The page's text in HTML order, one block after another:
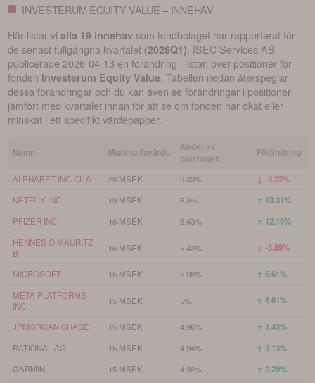
INVESTERUM EQUITY VALUE – INNEHAV
Här listar vialla 19 innehav som fondbolaget har rapporterat för
de senast fullgångna kvartalet (2026Q1) ISEC Services AB
publicerade 2026-04-13 en förändring i listan över positioner för
fonden Investerum Equity Value . Tabellen nedan återspeglar
dessa förändringar och du kan även se förändringar i positioner
jämfört med kvartalet innan för att se om fonden har ökat eller
minskat i ett specifikt värdepapper.
Namn Marknadsvärde
Andel av
portföljen
Förändring
ALPHABET INC-CL A 28 MSEK 9.33% ↓ -3.22%
NETFLIX INC 19 MSEK 6.3% ↑ 13.31%
PFIZER INC 16 MSEK 5.43% ↑ 12.19%
HENNES O MAURITZ
B
16 MSEK 5.43% ↓ -3.89%
MICROSOFT 15 MSEK 5.08% ↑ 5.61%
META PLATFORMS
INC
15 MSEK 5% ↑ 6.61%
JPMORGAN CHASE 15 MSEK 4.96% ↑ 1.43%
RATIONAL AG 15 MSEK 4.94% ↑ 3.13%
GARMIN 15 MSEK 4.92% ↑ 2.29%